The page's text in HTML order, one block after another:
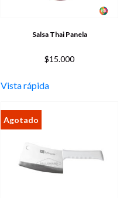
Salsa Thai Panela
$15.000
Vista rápida